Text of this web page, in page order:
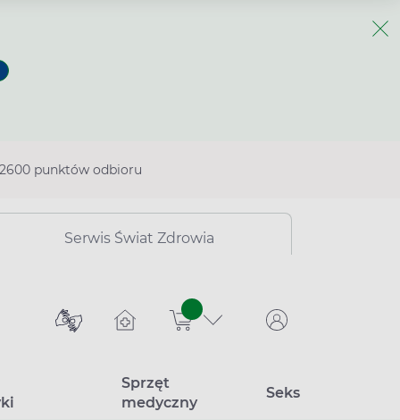
2600 punktów odbioru
Serwis Świat Zdrowia
sztuk
Sprzęt
medyczny
Seks